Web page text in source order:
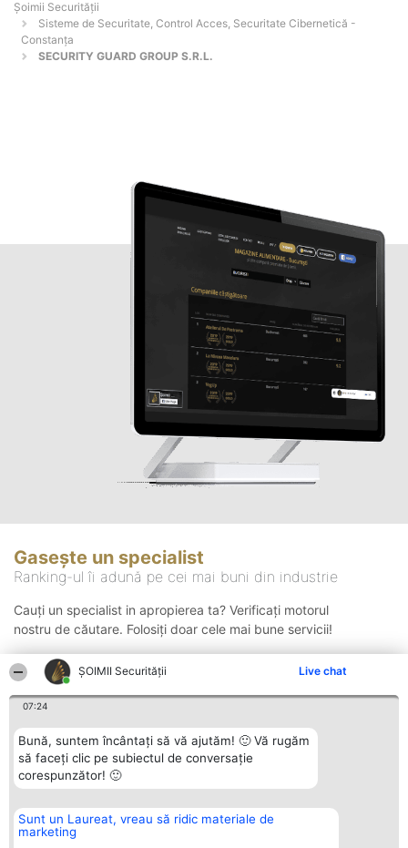
ȘOIMII Securității Live chat
07:24
Bună, suntem încântați să vă ajutăm! 🙂 Vă rugăm
să faceți clic pe subiectul de conversație
corespunzător! 🙂
Sunt un Laureat, vreau să ridic materiale de
marketing
Șoimii Securității
Sisteme de Securitate, Control Acces, Securitate Cibernetică -
Constanţa
SECURITY GUARD GROUP S.R.L.
Gasește un specialist
Ranking-ul îi adună pe cei mai buni din industrie
Cauți un specialist in apropierea ta? Verificați motorul
nostru de căutare. Folosiți doar cele mai bune servicii!
Organizator Ranking
BRIGHT SOLUTIONS BR SRL
Plebiscyt Contact